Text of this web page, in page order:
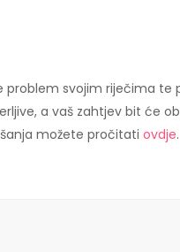
problem svojim riječima te
a vaš zahtjev bit će
možete pročitati ovdje.